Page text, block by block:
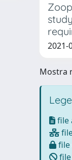
2021-
Mostra
file
file